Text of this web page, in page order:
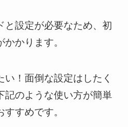
と設定が必要なため、初
かります。
！面倒な設定はしたく
記のような使い方が簡単
すめです。